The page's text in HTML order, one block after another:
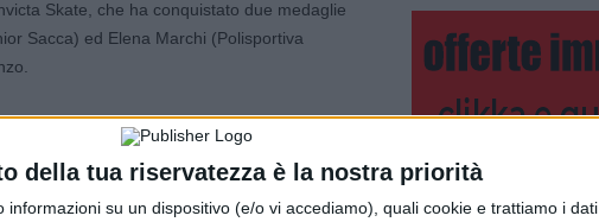
della tua riservatezza è la nostra priorità
informazioni su un dispositivo (e/o vi accediamo), quali cookie e trattiamo i dati
Skate, che ha conquistato due medaglie
Sacca) ed Elena Marchi (Polisportiva
inviate nei giorni scorsi
atlete, in cui si sottolinea che le medaglie
ed è per questo motivo che viene
cresciute e che vi hanno sostenuto e